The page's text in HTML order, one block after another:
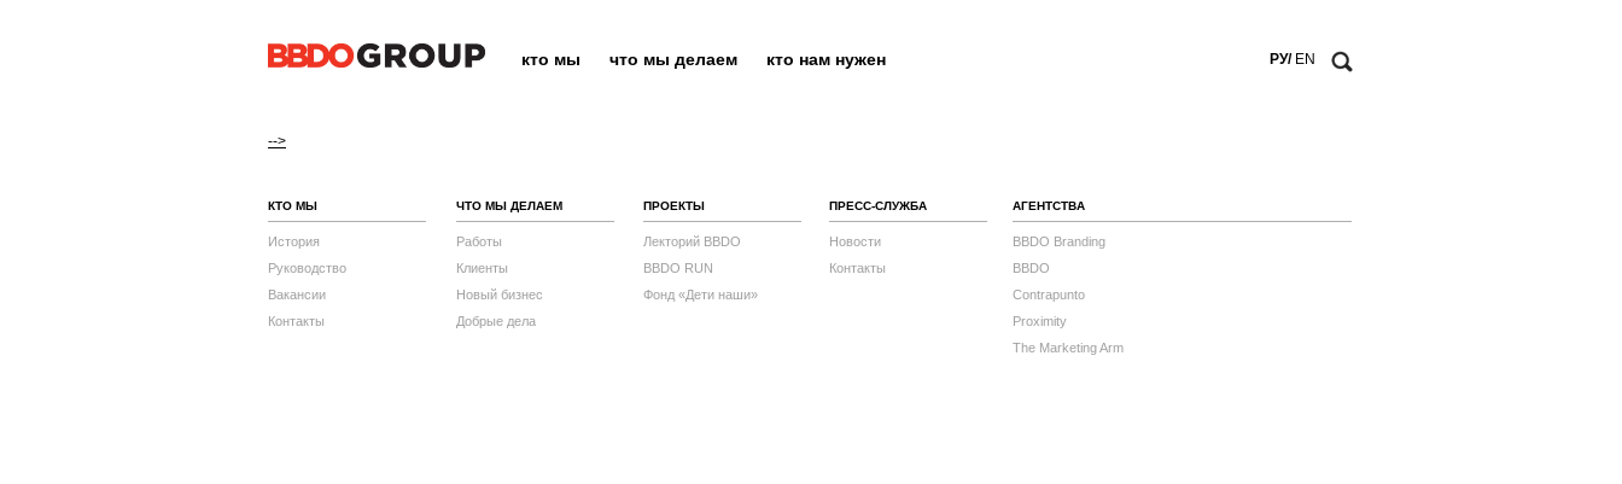
кто мы что мы делаем кто нам нужен РУ/ EN
-->
КТО МЫ
История
Руководство
Вакансии
Контакты
ЧТО МЫ ДЕЛАЕМ
Работы
Клиенты
Новый бизнес
Добрые дела
ПРОЕКТЫ
Лекторий BBDO
BBDO RUN
Фонд «Дети наши»
ПРЕСС-СЛУЖБА
Новости
Контакты
АГЕНТСТВА
BBDO Branding
BBDO
Contrapunto
Proximity
The Marketing Arm